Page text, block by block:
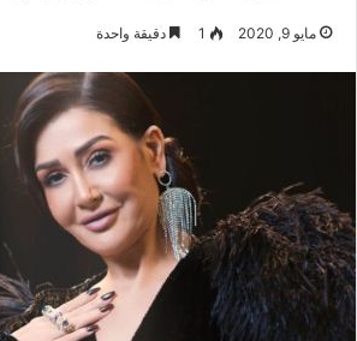
مايو 9, 2020 1 دقيقة واحدة